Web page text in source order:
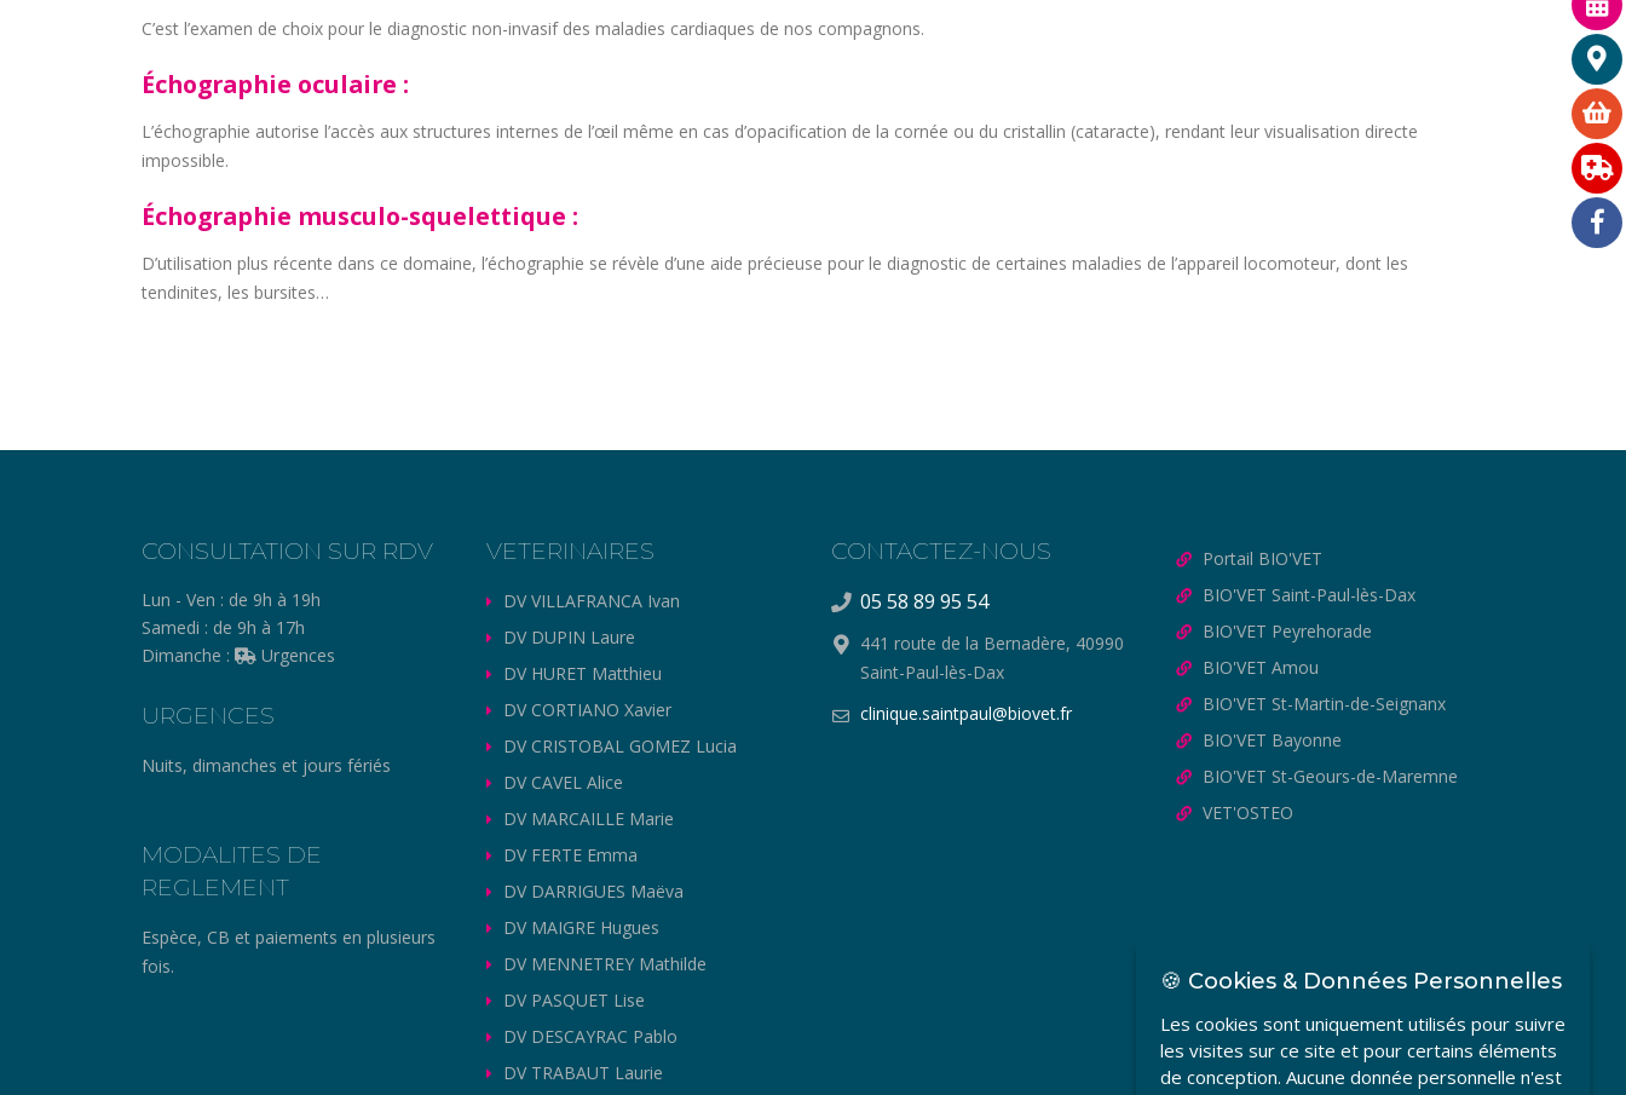
C’est l’examen de choix pour le diagnostic non-invasif des maladies cardiaques de nos compagnons.
Échographie oculaire :
L’échographie autorise l’accès aux structures internes de l’œil même en cas d’opacification de la cornée ou du cristallin (cataracte), rendant leur visualisation directe
impossible.
Échographie musculo-squelettique :
D’utilisation plus récente dans ce domaine, l’échographie se révèle d’une aide précieuse pour le diagnostic de certaines maladies de l’appareil locomoteur, dont les
tendinites, les bursites…
CONSULTATION SUR RDV
Lun - Ven : de 9h à 19h
Samedi : de 9h à 17h
Dimanche :
Urgences
URGENCES
Nuits, dimanches et jours fériés
MODALITES DE
REGLEMENT
Espèce, CB et paiements en plusieurs
fois.
VETERINAIRES
DV VILLAFRANCA Ivan
DV DUPIN Laure
DV HURET Matthieu
DV CORTIANO Xavier
DV CRISTOBAL GOMEZ Lucia
DV CAVEL Alice
DV MARCAILLE Marie
DV FERTE Emma
DV DARRIGUES Maëva
DV MAIGRE Hugues
DV MENNETREY Mathilde
DV PASQUET Lise
DV DESCAYRAC Pablo
DV TRABAUT Laurie
CONTACTEZ-NOUS
05 58 89 95 54
441 route de la Bernadère, 40990
Saint-Paul-lès-Dax
clinique.saintpaul@biovet.fr
Portail BIO'VET
BIO'VET Saint-Paul-lès-Dax
BIO'VET Peyrehorade
BIO'VET Amou
BIO'VET St-Martin-de-Seignanx
BIO'VET Bayonne
BIO'VET St-Geours-de-Maremne
VET'OSTEO
🍪 Cookies & Données Personnelles
Les cookies sont uniquement utilisés pour suivre
les visites sur ce site et pour certains éléments
de conception. Aucune donnée personnelle n'est